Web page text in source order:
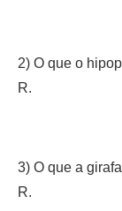
2) O que o
R.
3) O que a
R.